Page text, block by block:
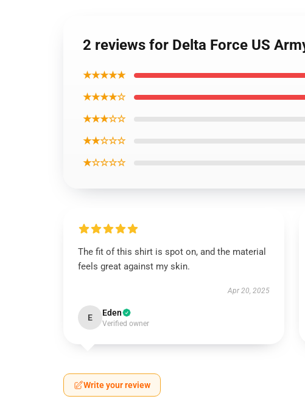
2 reviews for Delta Force US
★★★★★
★★★★☆
★★★☆☆
★★☆☆☆
★☆☆☆☆
The fit of this shirt is spot on, and the material
feels great against my skin.
Apr 20, 2025
E Eden
Verified owner
Write your review